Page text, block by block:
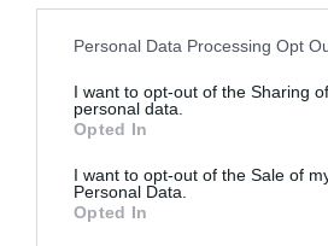
Personal Data Processing Opt
I want to opt-out of the Sharing
personal data.
Opted In
I want to opt-out of the Sale of
Personal Data.
Opted In
Φάρμα των ζώων,
του Τζώρτζ